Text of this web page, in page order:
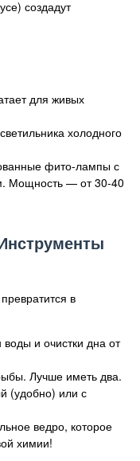
создадут
для живых
холодного
фито-лампы с
Мощность — от 30-40
в
и очистки дна от
Лучше иметь два.
(удобно) или с
ведро, которое
химии!